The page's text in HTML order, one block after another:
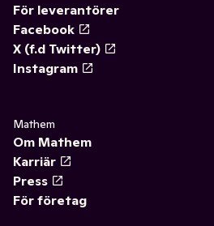
För leverantörer
Facebook
X (f.d Twitter)
Instagram
Mathem
Om Mathem
Karriär
Press
För företag